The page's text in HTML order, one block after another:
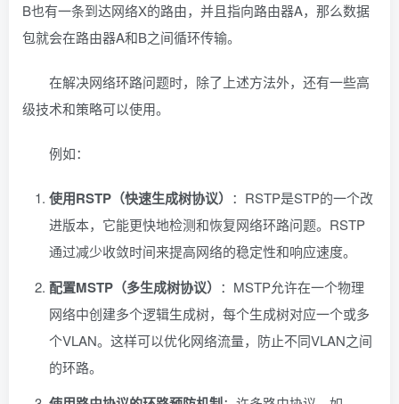
B也有一条到达网络X的路由，并且指向路由器A，那么数据
包就会在路由器A和B之间循环传输。
在解决网络环路问题时，除了上述方法外，还有一些高
级技术和策略可以使用。
例如：
使用RSTP（快速生成树协议） ：RSTP是STP的一个改
进版本，它能更快地检测和恢复网络环路问题。RSTP
通过减少收敛时间来提高网络的稳定性和响应速度。
配置MSTP（多生成树协议） ：MSTP允许在一个物理
网络中创建多个逻辑生成树，每个生成树对应一个或多
个VLAN。这样可以优化网络流量，防止不同VLAN之间
的环路。